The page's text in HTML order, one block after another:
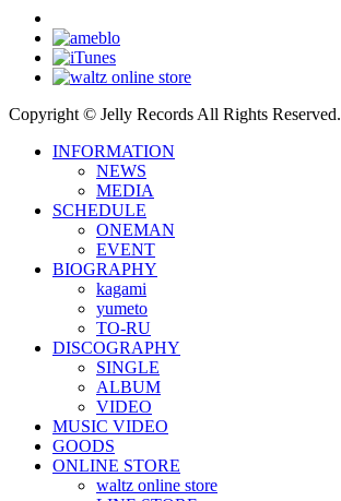
Copyright © Jelly Records All Rights Reserved.
INFORMATION
NEWS
MEDIA
SCHEDULE
ONEMAN
EVENT
BIOGRAPHY
kagami
yumeto
TO-RU
DISCOGRAPHY
SINGLE
ALBUM
VIDEO
MUSIC VIDEO
GOODS
ONLINE STORE
waltz online store